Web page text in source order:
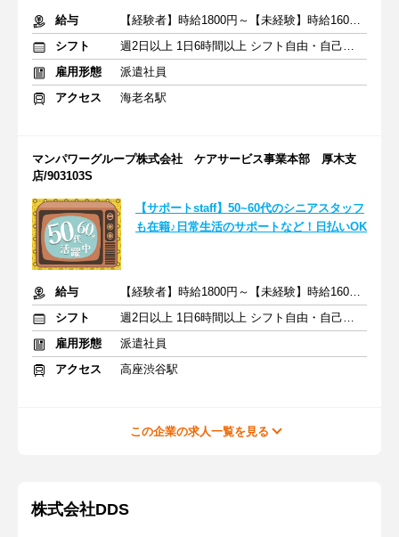
給与
【経験者】時給1800円～【未経験】時給1600円～ ※交通費全額
シフト
週2日以上 1日6時間以上 シフト自由・自己申告
雇用形態
派遣社員
アクセス
海老名駅
マンパワーグループ株式会社 ケアサービス事業本部 厚木支
店/903103S
【サポートstaff】50~60代のシニアスタッフ
も在籍♪日常生活のサポートなど！日払いOK
給与
【経験者】時給1800円～【未経験】時給1600円～ ※交通費全額
シフト
週2日以上 1日6時間以上 シフト自由・自己申告
雇用形態
派遣社員
アクセス
高座渋谷駅
この企業の求人一覧を見る
株式会社DDS